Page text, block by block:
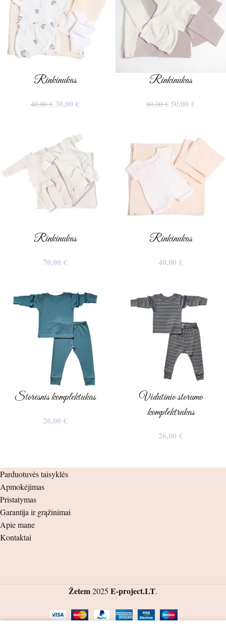
Rinkinukas
40,00€ 30,00 €
Rinkinukas
60,00€ 50,00 €
Rinkinukas
70,00 €
Rinkinukas
40,00 €
Storesnis komplektukas
26,00 €
Vidutinio storumo
komplektrukas
26,00 €
Parduotuvės taisyklės
Apmokėjimas
Pristatymas
Garantija ir grąžinimai
Apie mane
Kontaktai
Žetem2025 E-project.LT.